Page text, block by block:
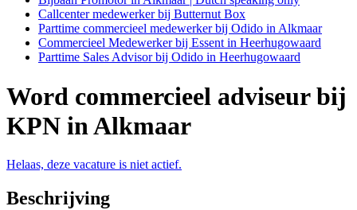
Callcenter medewerker bij Butternut Box
Parttime commercieel medewerker bij Odido in Alkmaar
Commercieel Medewerker bij Essent in Heerhugowaard
Parttime Sales Advisor bij Odido in Heerhugowaard
Word commercieel adviseur bij
KPN in Alkmaar
Helaas, deze vacature is niet actief.
Beschrijving